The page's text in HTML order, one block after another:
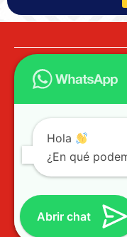
© 2023 PROCOL
Hola
¿En qué
Abrir chat